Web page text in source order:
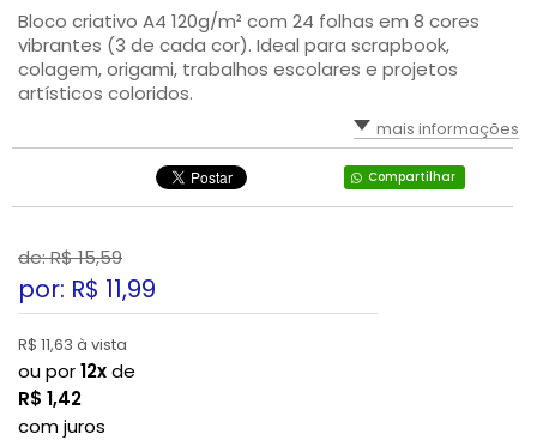
Bloco criativo A4 120g/m² com 24 folhas em 8 cores
vibrantes (3 de cada cor). Ideal para scrapbook,
colagem, origami, trabalhos escolares e projetos
artísticos coloridos.
mais informações
Compartilhar
de: R$15,59
por: R$ 11,99
R$ 11,63 à vista
ou por12xde
R$ 1,42
com juros